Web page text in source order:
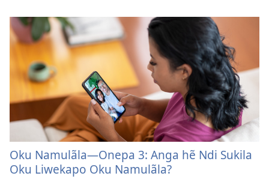
Oku Namulãla—Onepa 3: Anga hẽ Ndi Sukila
Oku Liwekapo Oku Namulãla?